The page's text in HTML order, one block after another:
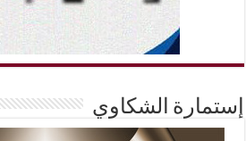
إستمارة الشكاوي